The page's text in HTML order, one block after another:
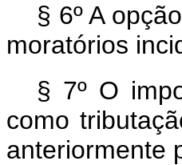
§ 6º A
moratórios
§ 7º O
como
anteriormente